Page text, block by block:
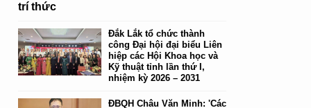
trí thức
Đắk Lắk tổ chức thành
công Đại hội đại biểu Liên
hiệp các Hội Khoa học và
Kỹ thuật tỉnh lần thứ I,
nhiệm kỳ 2026 – 2031
ĐBQH Châu Văn Minh: 'Các